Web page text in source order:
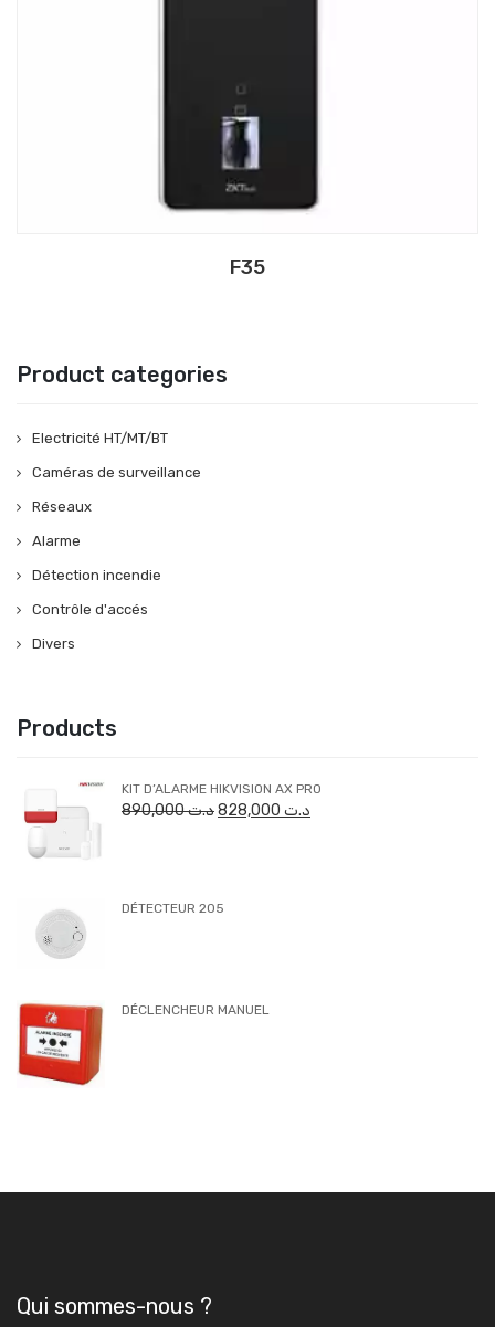
F35
Product categories
Electricité HT/MT/BT
Caméras de surveillance
Réseaux
Alarme
Détection incendie
Contrôle d'accés
Divers
Products
KIT D’ALARME HIKVISION AX PRO
د.ت890,000 د.ت
DÉTECTEUR 205
DÉCLENCHEUR MANUEL
Qui sommes-nous ?